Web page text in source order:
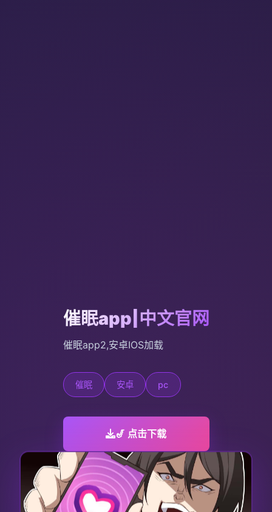
催眠app|中文官网
催眠app2,安卓IOS加载
催眠 安卓 pc
🎷 点击下载